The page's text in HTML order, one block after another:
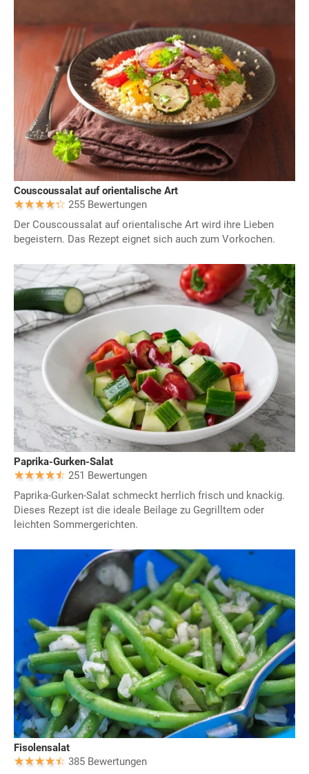
Couscoussalat auf orientalische Art
255 Bewertungen
Der Couscoussalat auf orientalische Art wird ihre Lieben
begeistern. Das Rezept eignet sich auch zum Vorkochen.
Paprika-Gurken-Salat
251 Bewertungen
Paprika-Gurken-Salat schmeckt herrlich frisch und knackig.
Dieses Rezept ist die ideale Beilage zu Gegrilltem oder
leichten Sommergerichten.
Fisolensalat
385 Bewertungen